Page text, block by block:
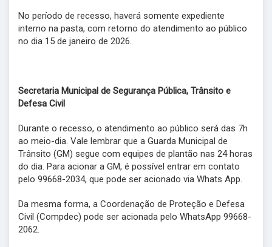
No período de recesso, haverá somente expediente
interno na pasta, com retorno do atendimento ao público
no dia 15 de janeiro de 2026.
Secretaria Municipal de Segurança Pública, Trânsito e
Defesa Civil
Durante o recesso, o atendimento ao público será das 7h
ao meio-dia. Vale lembrar que a Guarda Municipal de
Trânsito (GM) segue com equipes de plantão nas 24 horas
do dia. Para acionar a GM, é possível entrar em contato
pelo 99668-2034, que pode ser acionado via Whats App.
Da mesma forma, a Coordenação de Proteção e Defesa
Civil (Compdec) pode ser acionada pelo WhatsApp 99668-
2062.